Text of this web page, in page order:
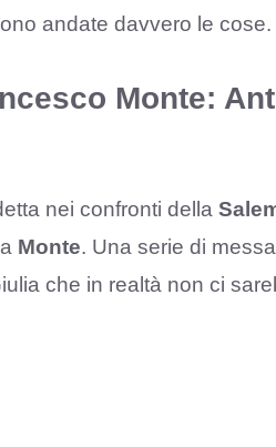
andate davvero le cose.
Monte:
nei confronti della
Monte. Una serie di
che in realtà non ci